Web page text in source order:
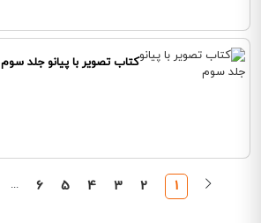
کتاب تصویر با پیانو جلد سوم
1
2
3
4
5
6
...